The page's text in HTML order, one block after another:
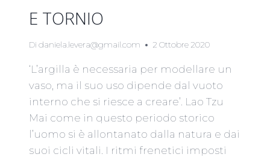
E TORNIO
Di daniela.levera@gmail.com 2 Ottobre 2020
‘L’argilla è necessaria per modellare un
vaso, ma il suo uso dipende dal vuoto
interno che si riesce a creare’. Lao Tzu
Mai come in questo periodo storico
l’uomo si è allontanato dalla natura e dai
suoi cicli vitali. I ritmi frenetici imposti